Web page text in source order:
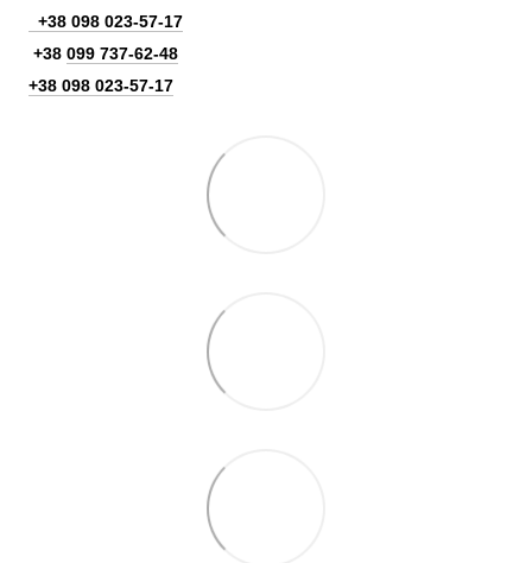
+38 098 023-57-17
+38 099 737-62-48
+38 098 023-57-17